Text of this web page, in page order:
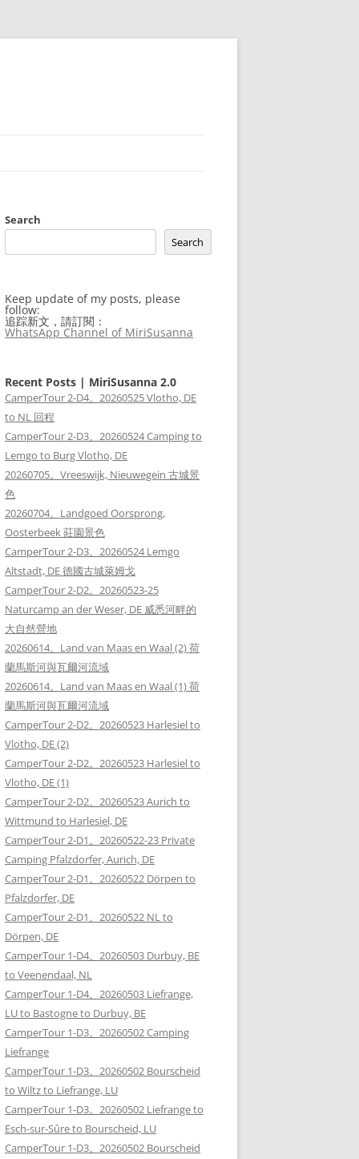
Search
Search
Keep update of my posts, please
follow:
追踪新文，請訂閱：
WhatsApp Channel of MiriSusanna
Recent Posts | MiriSusanna 2.0
CamperTour 2-D4。20260525 Vlotho, DE
to NL 回程
CamperTour 2-D3。20260524 Camping to
Lemgo to Burg Vlotho, DE
20260705。Vreeswijk, Nieuwegein 古城景
色
20260704。Landgoed Oorsprong,
Oosterbeek 莊園景色
CamperTour 2-D3。20260524 Lemgo
Altstadt, DE 德國古城萊姆戈
CamperTour 2-D2。20260523-25
Naturcamp an der Weser, DE 威悉河畔的
大自然營地
20260614。Land van Maas en Waal (2) 荷
蘭馬斯河與瓦爾河流域
20260614。Land van Maas en Waal (1) 荷
蘭馬斯河與瓦爾河流域
CamperTour 2-D2。20260523 Harlesiel to
Vlotho, DE (2)
CamperTour 2-D2。20260523 Harlesiel to
Vlotho, DE (1)
CamperTour 2-D2。20260523 Aurich to
Wittmund to Harlesiel, DE
CamperTour 2-D1。20260522-23 Private
Camping Pfalzdorfer, Aurich, DE
CamperTour 2-D1。20260522 Dörpen to
Pfalzdorfer, DE
CamperTour 2-D1。20260522 NL to
Dörpen, DE
CamperTour 1-D4。20260503 Durbuy, BE
to Veenendaal, NL
CamperTour 1-D4。20260503 Liefrange,
LU to Bastogne to Durbuy, BE
CamperTour 1-D3。20260502 Camping
Liefrange
CamperTour 1-D3。20260502 Bourscheid
to Wiltz to Liefrange, LU
CamperTour 1-D3。20260502 Liefrange to
Esch-sur-Sûre to Bourscheid, LU
CamperTour 1-D3。20260502 Bourscheid